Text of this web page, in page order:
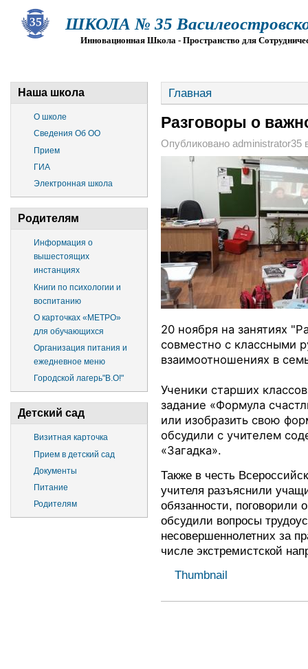
ШКОЛА № 35
Инновационная Школа - Пространство для
Наша школа
О школе
Сведения Об ОО
Прием
ГИА
Электронная школа
Родителям
Информация о
вышестоящих
инстанциях
Книги по психологии и
воспитанию
О карточках «МЕТРО»
для обучающихся
Организация питания и
ежедневное меню
Городской лагерь"В.О!"
Детский сад
Визитная карточка
Прием в детский сад
Документы
Питание
Родителям
Главная
Разговоры о
Опубликовано administrator35
20 ноября на занятиях
совместно с классными
взаимоотношениях в
Ученики старших
задание «Формула
или изобразить свою
обсудили с учителем
«Загадка».
Также в честь
учителя разъяснили
обязанности, поговорили
обсудили вопросы
несовершеннолетних за
числе экстремистской
Thumbnail